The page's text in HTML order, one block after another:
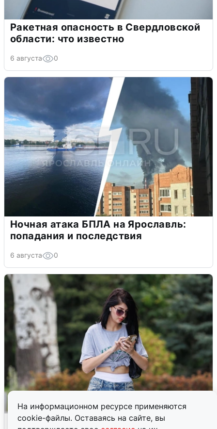
На информационном ресурсе применяются
cookie-файлы. Оставаясь на сайте, вы
Ракетная опасность в Свердловской
области: что известно
6 августа 0
Ночная атака БПЛА на Ярославль:
попадания и последствия
6 августа 0
Волгоградцы остались без